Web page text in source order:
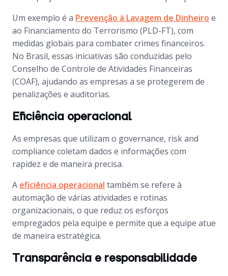
Um exemplo é a Prevenção à Lavagem de Dinheiro e
ao Financiamento do Terrorismo (PLD-FT), com
medidas globais para combater crimes financeiros.
No Brasil, essas iniciativas são conduzidas pelo
Conselho de Controle de Atividades Financeiras
(COAF), ajudando as empresas a se protegerem de
penalizações e auditorias.
Eficiência operacional
As empresas que utilizam o governance, risk and
compliance coletam dados e informações com
rapidez e de maneira precisa.
A eficiência operacional também se refere à
automação de várias atividades e rotinas
organizacionais, o que reduz os esforços
empregados pela equipe e permite que a equipe atue
de maneira estratégica.
Transparência e responsabilidade